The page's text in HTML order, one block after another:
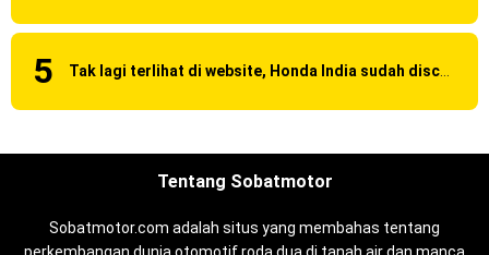
Tentang Sobatmotor
Sobatmotor.com adalah situs yang membahas tentang
perkembangan dunia otomotif roda dua di tanah air dan manca